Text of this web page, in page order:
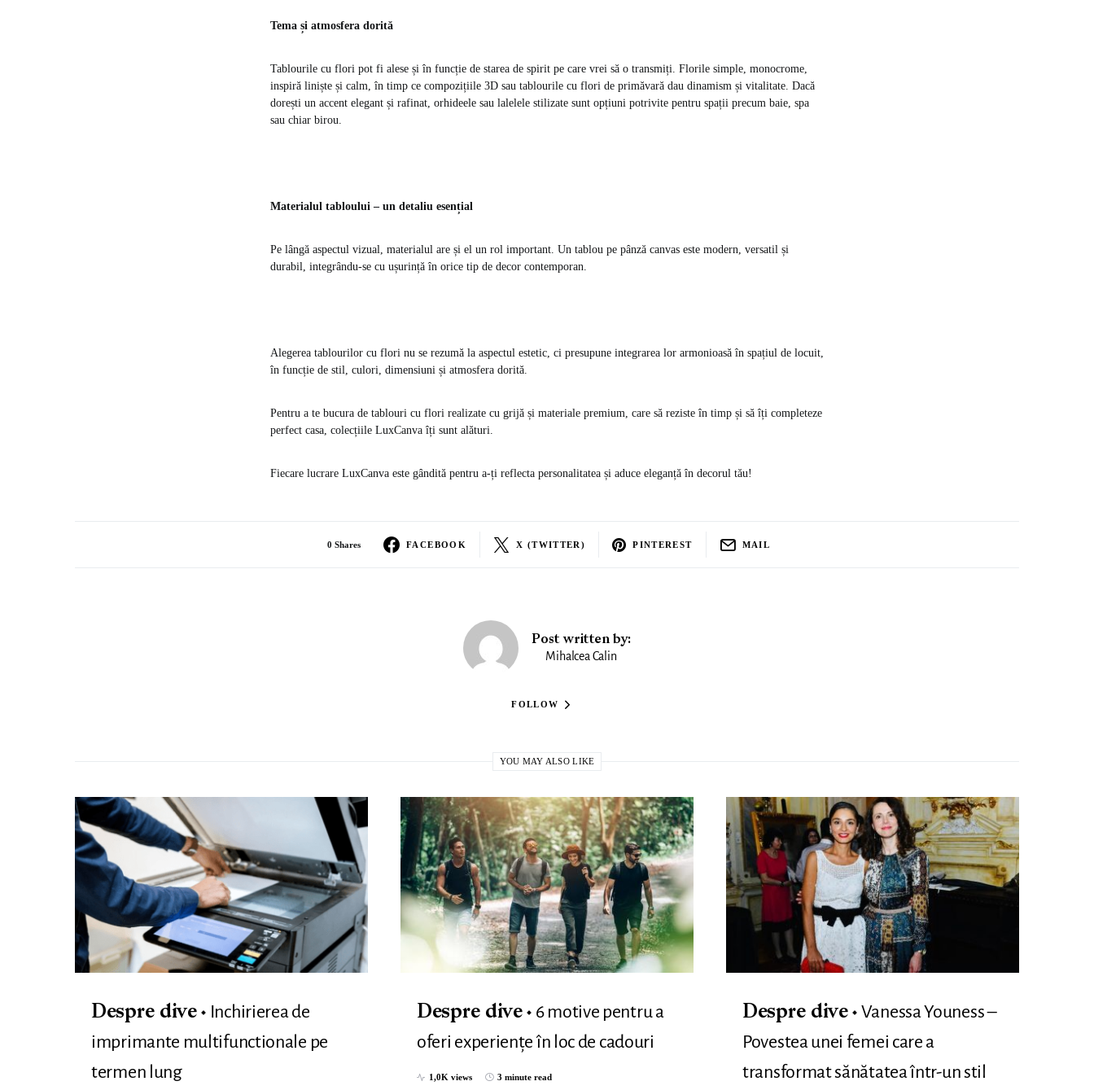
Tema și atmosfera dorită
Tablourile cu flori pot fi alese și în funcție de starea de spirit pe care vrei să o transmiți. Florile simple, monocrome,
inspiră liniște și calm, în timp ce compozițiile 3D sau tablourile cu flori de primăvară dau dinamism și vitalitate. Dacă
dorești un accent elegant și rafinat, orhideele sau lalelele stilizate sunt opțiuni potrivite pentru spații precum baie, spa
sau chiar birou.
Materialul tabloului – un detaliu esențial
Pe lângă aspectul vizual, materialul are și el un rol important. Un tablou pe pânză canvas este modern, versatil și
durabil, integrându-se cu ușurință în orice tip de decor contemporan.
Alegerea tablourilor cu flori nu se rezumă la aspectul estetic, ci presupune integrarea lor armonioasă în spațiul de locuit,
în funcție de stil, culori, dimensiuni și atmosfera dorită.
Pentru a te bucura de tablouri cu flori realizate cu grijă și materiale premium, care să reziste în timp și să îți completeze
perfect casa, colecțiile LuxCanva îți sunt alături.
Fiecare lucrare LuxCanva este gândită pentru a-ți reflecta personalitatea și aduce eleganță în decorul tău!
0 Shares FACEBOOK X (TWITTER) PINTEREST MAIL
Post written by:
Mihalcea Calin
FOLLOW
YOU MAY ALSO LIKE
Despre dive
Inchirierea de
imprimante multifunctionale pe
termen lung
Despre dive
6 motive pentru a
oferi experiențe în loc de cadouri
1,0K views 3 minute read
Despre dive
Vanessa Youness –
Povestea unei femei care a
transformat sănătatea într-un stil